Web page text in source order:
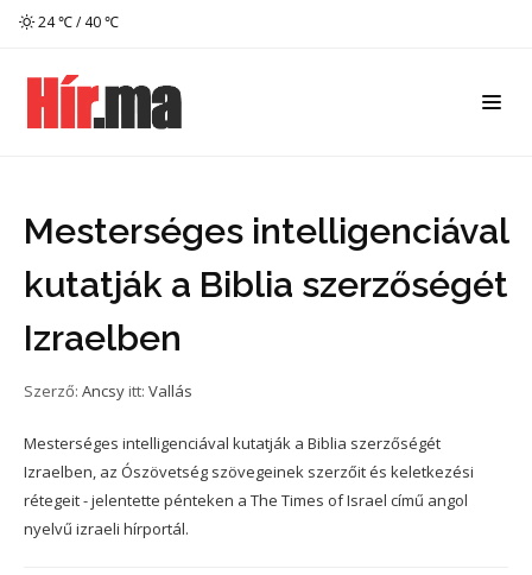
24 ℃ / 40 ℃
Mesterséges intelligenciával
kutatják a Biblia szerzőségét
Izraelben
Szerző: Ancsy itt: Vallás
Mesterséges intelligenciával kutatják a Biblia szerzőségét
Izraelben, az Ószövetség szövegeinek szerzőit és keletkezési
rétegeit - jelentette pénteken a The Times of Israel című angol
nyelvű izraeli hírportál.